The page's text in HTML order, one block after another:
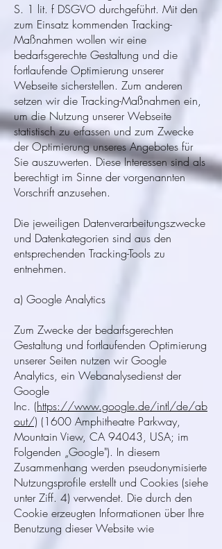
S. 1 lit. f DSGVO durchgeführt. Mit den
zum Einsatz kommenden Tracking-
Maßnahmen wollen wir eine
bedarfsgerechte Gestaltung und die
fortlaufende Optimierung unserer
Webseite sicherstellen. Zum anderen
setzen wir die Tracking-Maßnahmen ein,
um die Nutzung unserer Webseite
statistisch zu erfassen und zum Zwecke
der Optimierung unseres Angebotes für
Sie auszuwerten. Diese Interessen sind als
berechtigt im Sinne der vorgenannten
Vorschrift anzusehen.
Die jeweiligen Datenverarbeitungszwecke
und Datenkategorien sind aus den
entsprechenden Tracking-Tools zu
entnehmen.
a) Google Analytics
Zum Zwecke der bedarfsgerechten
Gestaltung und fortlaufenden Optimierung
unserer Seiten nutzen wir Google
Analytics, ein Webanalysedienst der
Google
Inc. (https://www.google.de/intl/de/ab
out/) (1600 Amphitheatre Parkway,
Mountain View, CA 94043, USA; im
Folgenden „Google"). In diesem
Zusammenhang werden pseudonymisierte
Nutzungsprofile erstellt und Cookies (siehe
unter Ziff. 4) verwendet. Die durch den
Cookie erzeugten Informationen über Ihre
Benutzung dieser Website wie